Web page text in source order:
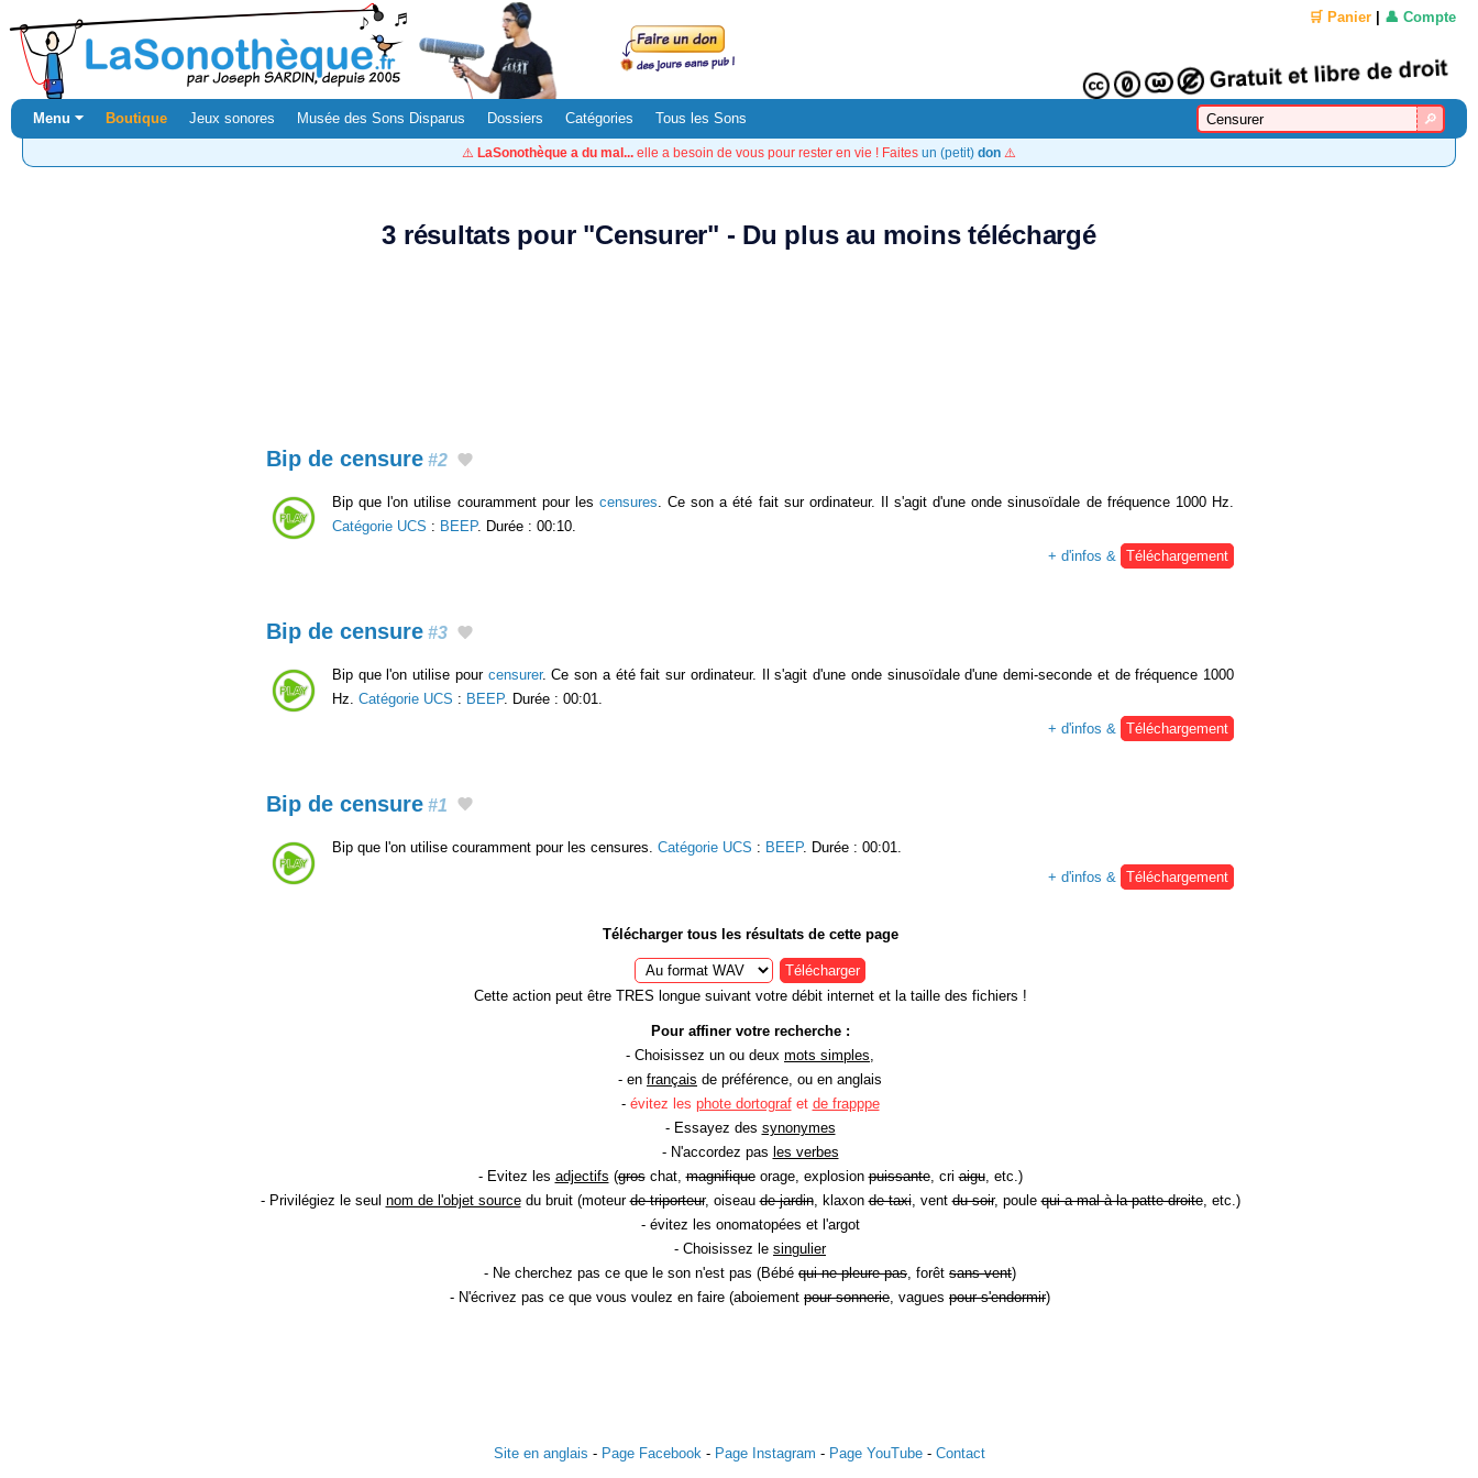
🛒 Panier 👤 Compte
Menu ⏷ Boutique Jeux sonores Musée des Sons Disparus Dossiers Catégories Tous les Sons
⚠️ LaSonothèque a du mal... elle a besoin de vous pour rester en vie ! Faites un (petit) don ⚠️
3 résultats pour "Censurer" - Du plus au moins téléchargé
Bip de censure #2
Bip que l'on utilise couramment pour les censures . Ce son a été fait sur ordinateur. Il s'agit d'une onde sinusoïdale de fréquence 1000 Hz.
Catégorie UCS : BEEP. Durée : 00:10.
+ d'infos &
Téléchargement
Bip de censure #3
Bip que l'on utilise pour censurer. Ce son a été fait sur ordinateur. Il s'agit d'une onde sinusoïdale d'une demi-seconde et de fréquence 1000
Hz. Catégorie UCS : BEEP. Durée : 00:01.
+ d'infos &
Téléchargement
Bip de censure #1
Bip que l'on utilise couramment pour les censures. Catégorie UCS : BEEP. Durée : 00:01.
+ d'infos &
Téléchargement
Télécharger tous les résultats de cette page
Télécharger
Cette action peut être TRES longue suivant votre débit internet et la taille des fichiers !
Pour affiner votre recherche :
- Choisissez un ou deux mots simples
- en français de préférence, ou en anglais
- évitez les phote dortografet de frapppe
- Essayez des synonymes
- N'accordez pas les verbes
- Evitez les adjectifs (groschat,magnifiqueorage, explosionpuissante, criaigu, etc.)
- Privilégiez le seul nom de l'objet sourcedu bruit (moteurde triporteur, oiseaude jardin, klaxonde taxi, ventdu soir, poulequi a mal à la patte droite, etc.)
- évitez les onomatopées et l'argot
- Choisissez le singulier
- Ne cherchez pas ce que le son n'est pas (Bébé qui ne pleure pas , forêt sans vent)
- N'écrivez pas ce que vous voulez en faire (aboiement pour sonnerie , vagues pour s'endormir)
Site en anglais - Page Facebook - Page Instagram - Page YouTube- Contact